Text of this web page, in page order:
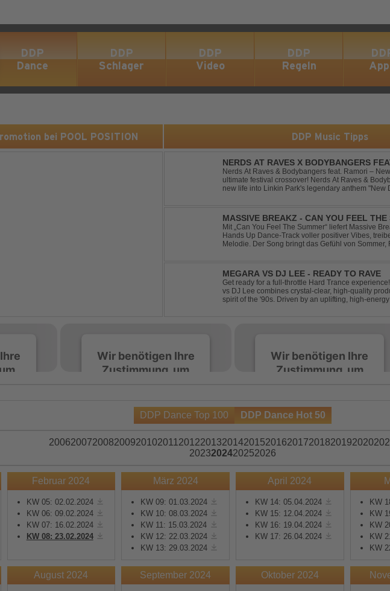
DDP
Dance
DDP
Schlager
DDP
Video
DDP
Regeln
bei POOL POSITION DDP Music Tipps
NERDS AT RAVES X BODYBANGERS
DIVIDE
Nerds At Raves & Bodybangers feat. Ramori –
ultimate festival crossover! Nerds At Raves &
new life into Linkin Park's legendary anthem "New
MASSIVE BREAKZ - CAN YOU FEEL THE
Mit „Can You Feel The Summer“ liefert Massive
Hands Up Dance-Track voller positiver Vibes,
Melodie. Der Song bringt das Gefühl von
MEGARA VS DJ LEE - READY TO RAVE
Get ready for a full-throttle Hard Trance
vs DJ Lee combines crystal-clear, high-quality
spirit of the '90s. Driven by an uplifting, high-
Wir benötigen Ihre
Zustimmung, um
Wir verwenden Spotify,
um Inhalte einzubetten.
Aktivitäten sammeln.
Bitte lesen Sie die Details
durch und stimmen Sie
der Nutzung des Service
zu, um diese Inhalte
anzuzeigen.
Mehr Informationen
Wir benötigen Ihre
Zustimmung, um
Wir verwenden Spotify,
um Inhalte einzubetten.
Aktivitäten sammeln.
Bitte lesen Sie die Details
durch und stimmen Sie
der Nutzung des Service
zu, um diese Inhalte
anzuzeigen.
Mehr Informationen
DDP Dance Top 100 DDP Dance Hot 50
200620072008200920102011 201220132014201520162017201820192020
2023202420252026
Februar 2024
KW 05: 02.02.2024
KW 06: 09.02.2024
KW 07: 16.02.2024
KW 08: 23.02.2024
März 2024
KW 09: 01.03.2024
KW 10: 08.03.2024
KW 11: 15.03.2024
KW 12: 22.03.2024
KW 13: 29.03.2024
April 2024
KW 14: 05.04.2024
KW 15: 12.04.2024
KW 16: 19.04.2024
KW 17: 26.04.2024
KW
KW
KW
KW
KW
August 2024 September 2024 Oktober 2024